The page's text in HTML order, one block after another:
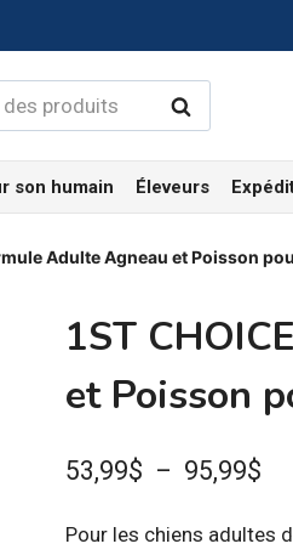
Rechercher
son humain Éleveurs
Adulte Agneau et Poisson
1ST
et Poisson
53,99$ – 95,99$
Pour les chiens adultes